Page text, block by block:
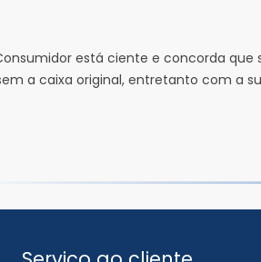
está ciente e concorda
a caixa original, entretanto com a